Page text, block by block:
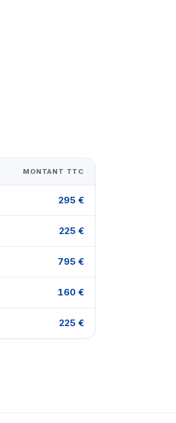
MONTANT TTC
295 €
225 €
795 €
160 €
225 €